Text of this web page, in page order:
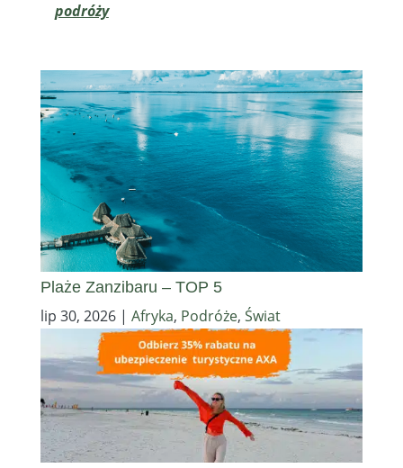
podróży
Plaże Zanzibaru – TOP 5
lip 30, 2026| Afryka, Podróże, Świat